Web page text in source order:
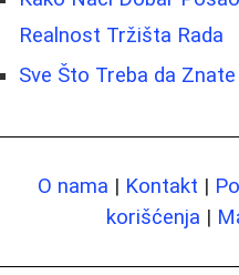
Realnost Tržišta Rada
Sve Što Treba da
O nama | Kontakt |
korišćenja |